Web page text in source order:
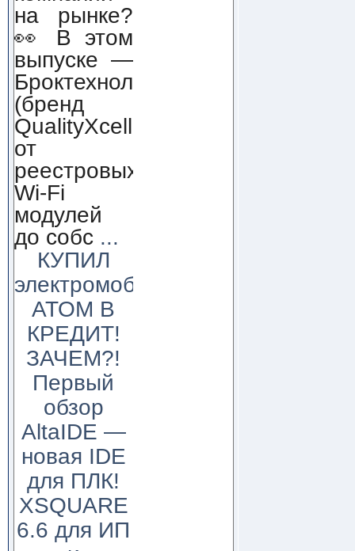
на рынке?
👀 В этом
выпуске —
Броктехнолоджи
(бренд
QualityXcellence):
от
реестровых
Wi-Fi
модулей
до собс ...
КУПИЛ
электромобиль
АТОМ В
КРЕДИТ!
ЗАЧЕМ?!
Первый
обзор
AltaIDE —
новая IDE
для ПЛК!
XSQUARE
6.6 для ИП